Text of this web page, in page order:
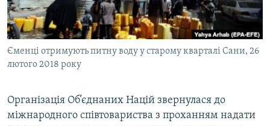
ВІДЕОУРОКИ «ELIFBE»
СВІДЧЕННЯ ОКУПАЦІЇ
УКРАЇНСЬКА ПРОБЛЕМА КРИМУ
Русский
Qırımtatar
Єменці отримують питну воду у старому кварталі Сани, 26
лютого 2018 року
Організація Об’єднаних Націй звернулася до
міжнародного співтовариства з проханням надати